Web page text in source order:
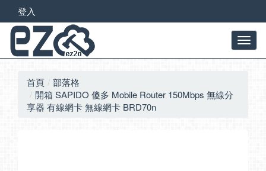
登入
首頁
部落格
開箱 SAPIDO 傻多 Mobile Router 150Mbps 無線分
享器 有線網卡 無線網卡 BRD70n